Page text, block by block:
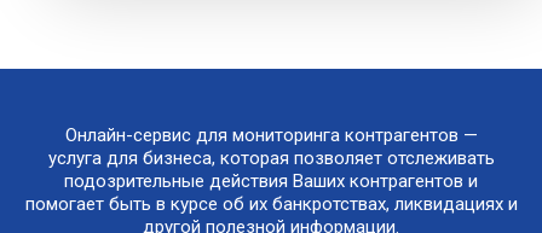
Онлайн-сервис для мониторинга контрагентов —
услуга для бизнеса, которая позволяет отслеживать
подозрительные действия Ваших контрагентов и
помогает быть в курсе об их банкротствах, ликвидациях и
другой полезной информации.